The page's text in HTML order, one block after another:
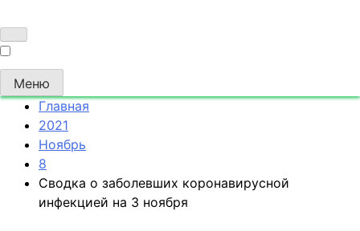
Меню
Главная
2021
Ноябрь
8
Сводка о заболевших коронавирусной
инфекцией на 3 ноября